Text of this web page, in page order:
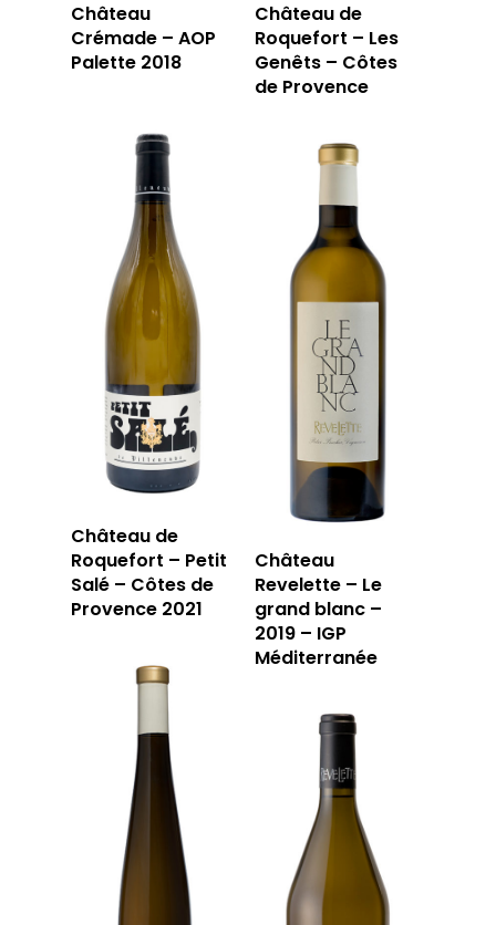
Château
Crémade – AOP
Palette 2018
Château de
Roquefort – Les
Genêts – Côtes
de Provence
Château de
Roquefort – Petit
Salé – Côtes de
Provence 2021
Château
Revelette – Le
grand blanc –
2019 – IGP
Méditerranée
LA CAVE